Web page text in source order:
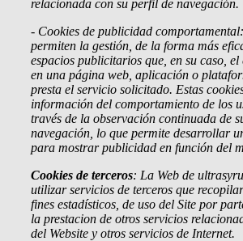
relacionada con su perfil de navegación.
- Cookies de publicidad
permiten la gestión, de la forma más
espacios publicitarios que, en su caso,
en una página web, aplicación o
presta el servicio solicitado. Estas
información del comportamiento de los
través de la observación continuada de
navegación, lo que permite desarrollar
para mostrar publicidad en función del
Cookies de terceros: La Web de
utilizar servicios de terceros que
fines estadísticos, de uso del Site por
la prestacion de otros servicios
del Website y otros servicios de Internet.